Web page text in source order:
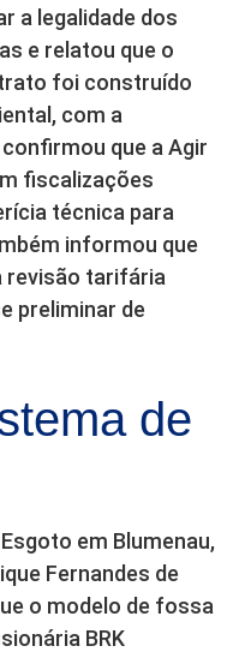
a legalidade dos
e relatou que o
foi construído
com a
que a Agir
fiscalizações
técnica para
informou que
revisão tarifária
preliminar de
de
em Blumenau,
Fernandes de
o modelo de fossa
BRK